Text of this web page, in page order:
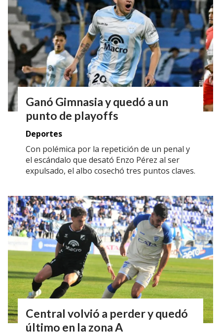
Ganó Gimnasia y quedó a un
punto de playoffs
Deportes
Con polémica por la repetición de un penal y
el escándalo que desató Enzo Pérez al ser
expulsado, el albo cosechó tres puntos claves.
Central volvió a perder y quedó
último en la zona A